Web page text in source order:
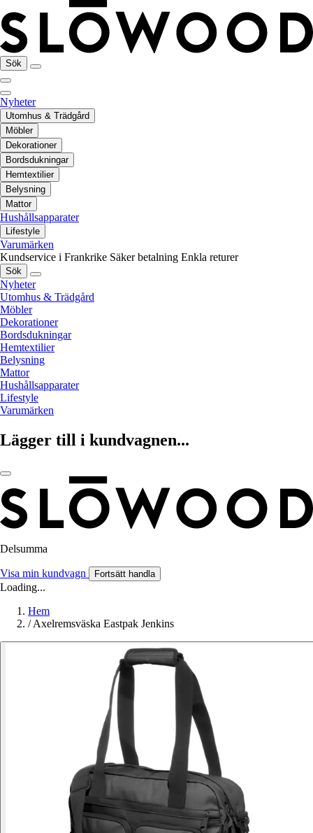
Sök
Nyheter
Utomhus & Trädgård
Möbler
Dekorationer
Bordsdukningar
Hemtextilier
Belysning
Mattor
Hushållsapparater
Lifestyle
Varumärken
Kundservice i Frankrike Säker betalning Enkla returer
Sök
Nyheter
Utomhus & Trädgård
Möbler
Dekorationer
Bordsdukningar
Hemtextilier
Belysning
Mattor
Hushållsapparater
Lifestyle
Varumärken
Lägger till i kundvagnen...
Delsumma
Visa min kundvagn Fortsätt handla
Loading...
Hem
/ Axelremsväska Eastpak Jenkins